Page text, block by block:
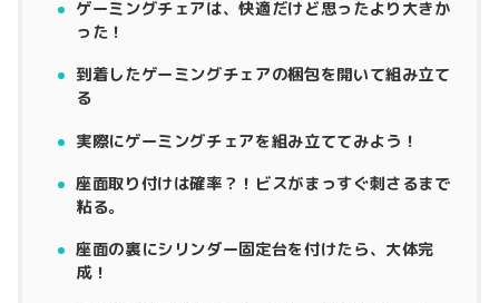
ゲーミングチェアは、快適だけど思ったより大きか
った！
到着したゲーミングチェアの梱包を開いて組み立て
る
実際にゲーミングチェアを組み立ててみよう！
座面取り付けは確率？！ビスがまっすぐ刺さるまで
粘る。
座面の裏にシリンダー固定台を付けたら、大体完
成！